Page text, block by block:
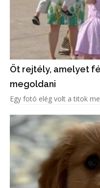
Öt rejtély, amelyet
megoldani
Egy fotó elég volt a titok